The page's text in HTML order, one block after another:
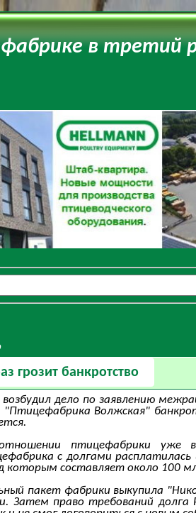
в третий
грозит банкротство
дело по заявлению
Волжская"
птицефабрики уже
с долгами
которым составляет около 100
пакет фабрики выкупила
Затем право требований